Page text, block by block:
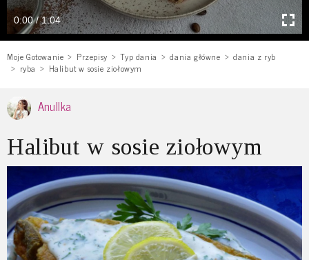
0:00 / 1:04
Moje Gotowanie Przepisy Typ dania dania główne
dania z ryb
ryba
Halibut w sosie ziołowym
Anullka
Halibut w sosie ziołowym